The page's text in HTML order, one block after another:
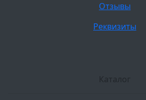
Отзывы
Реквизиты
Каталог